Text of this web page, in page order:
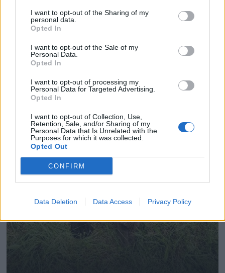
I want to opt-out of the Sharing of my
personal data.
Opted In
I want to opt-out of the Sale of my
Personal Data.
Opted In
I want to opt-out of processing my
Personal Data for Targeted Advertising.
Opted In
I want to opt-out of Collection, Use,
Retention, Sale, and/or Sharing of my
Personal Data that Is Unrelated with the
Purposes for which it was collected.
Opted Out
CONFIRM
Data Deletion Data Access Privacy Policy